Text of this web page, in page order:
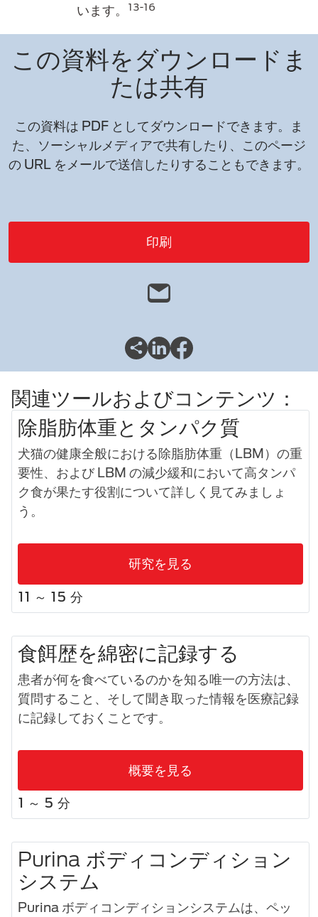
います。
13-16
この資料をダウンロードま
たは共有
この資料は PDF としてダウンロードできます。ま
た、ソーシャルメディアで共有したり、このページ
の URL をメールで送信したりすることもできます。
印刷
関連ツールおよびコンテンツ：
除脂肪体重とタンパク質
犬猫の健康全般における除脂肪体重（LBM）の重
要性、および LBM の減少緩和において高タンパ
ク食が果たす役割について詳しく見てみましょ
う。
研究を見る
11 ～ 15 分
食餌歴を綿密に記録する
患者が何を食べているのかを知る唯一の方法は、
質問すること、そして聞き取った情報を医療記録
に記録しておくことです。
概要を見る
1 ～ 5 分
Purina ボディコンディション
システム
Purina ボディコンディションシステムは、ペッ